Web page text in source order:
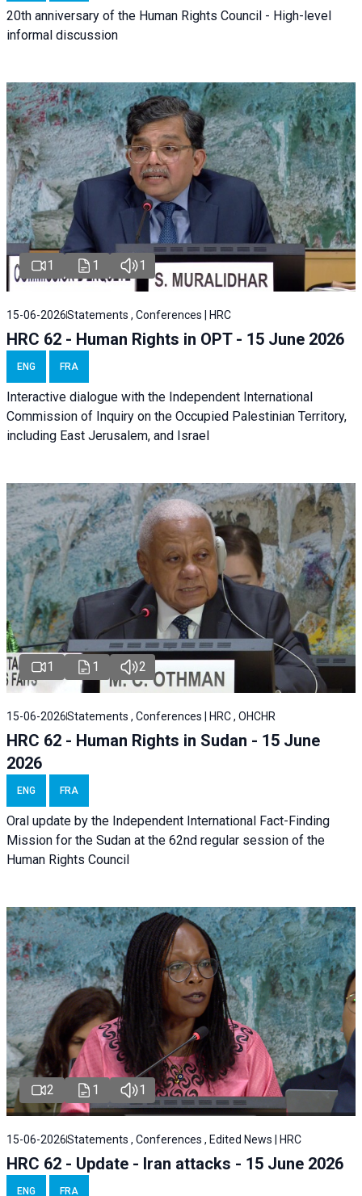
20th anniversary of the Human Rights Council - High-level
informal discussion
1 1 1
15-06-2026Statements , Conferences | HRC
HRC 62 - Human Rights in OPT - 15 June 2026
ENG FRA
Interactive dialogue with the Independent International
Commission of Inquiry on the Occupied Palestinian Territory,
including East Jerusalem, and Israel
1 1 2
15-06-2026Statements , Conferences | HRC , OHCHR
HRC 62 - Human Rights in Sudan - 15 June
2026
ENG FRA
Oral update by the Independent International Fact-Finding
Mission for the Sudan at the 62nd regular session of the
Human Rights Council
2 1 1
15-06-2026Statements , Conferences , Edited News | HRC
HRC 62 - Update - Iran attacks - 15 June 2026
ENG FRA